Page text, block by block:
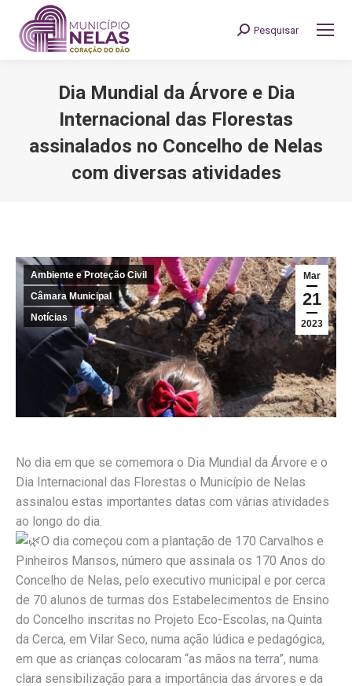
Search:
Pesquisar
Dia Mundial da Árvore e Dia
Internacional das Florestas
assinalados no Concelho de Nelas
com diversas atividades
Mar
21
2023
Ambiente e Proteção Civil
Câmara Municipal
Notícias
No dia em que se comemora o Dia Mundial da Árvore e o
Dia Internacional das Florestas o Município de Nelas
assinalou estas importantes datas com várias atividades
ao longo do dia.
O dia começou com a plantação de 170 Carvalhos e
Pinheiros Mansos, número que assinala os 170 Anos do
Concelho de Nelas, pelo executivo municipal e por cerca
de 70 alunos de turmas dos Estabelecimentos de Ensino
do Concelho inscritas no Projeto Eco-Escolas, na Quinta
da Cerca, em Vilar Seco, numa ação lúdica e pedagógica,
em que as crianças colocaram “as mãos na terra”, numa
clara sensibilização para a importância das árvores e da